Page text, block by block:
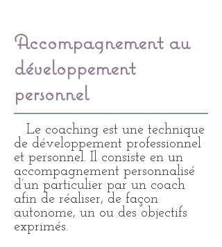
Accompagnement au
développement
personnel
Le coaching est une technique
de développement professionnel
et personnel. Il consiste en un
accompagnement personnalisé
d’un particulier par un coach
afin de réaliser, de façon
autonome, un ou des objectifs
exprimés.